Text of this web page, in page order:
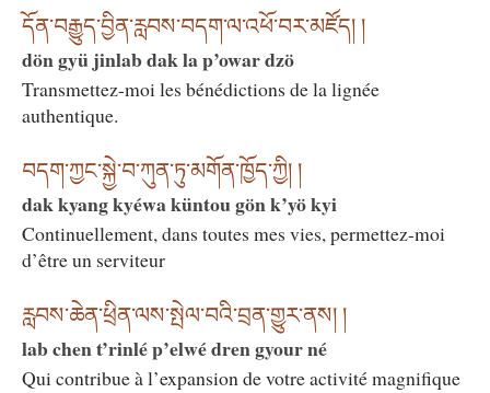
དོན་བརྒྱུད་བྱིན་རླབས་བདག་ལ་འཕོ་བར་མཛོད། །
dön gyü jinlab dak la p’owar dzö
Transmettez-moi les bénédictions de la lignée
authentique.
བདག་ཀྱང་སྐྱེ་བ་ཀུན་ཏུ་མགོན་ཁྱོད་ཀྱི། །
dak kyang kyéwa küntou gön k’yö kyi
Continuellement, dans toutes mes vies, permettez-moi
d’être un serviteur
རླབས་ཆེན་ཕྲིན་ལས་སྤེལ་བའི་བྲན་གྱུར་ནས། །
lab chen t’rinlé p’elwé dren gyour né
Qui contribue à l’expansion de votre activité magnifique